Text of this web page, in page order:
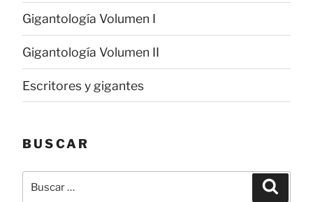
Gigantología Volumen I
Gigantología Volumen II
Escritores y gigantes
BUSCAR
Buscar